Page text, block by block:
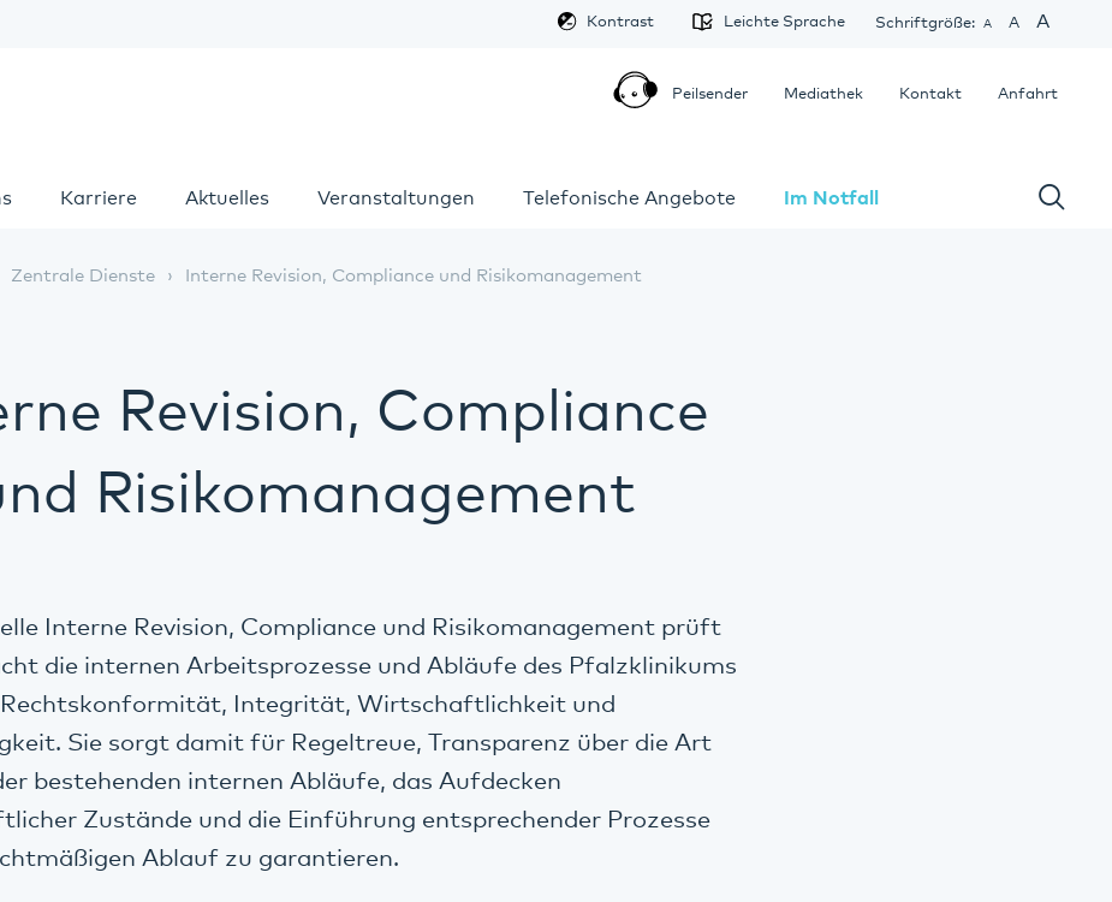
Karriere Aktuelles Veranstaltungen Telefonische Angebote Im Notfall
Schriftgröße: A A A
Leichte Sprache
Kontrast
Anfahrt
Kontakt
Mediathek
Peilsender
Zentrale Dienste Interne Revision, Compliance und Risikomanagement
Revision, Compliance
Risikomanagement
Interne Revision, Compliance und Risikomanagement prüft
die internen Arbeitsprozesse und Abläufe des Pfalzklinikums
Rechtskonformität, Integrität, Wirtschaftlichkeit und
Sie sorgt damit für Regeltreue, Transparenz über die Art
bestehenden internen Abläufe, das Aufdecken
Zustände und die Einführung entsprechender Prozesse
Ablauf zu garantieren.